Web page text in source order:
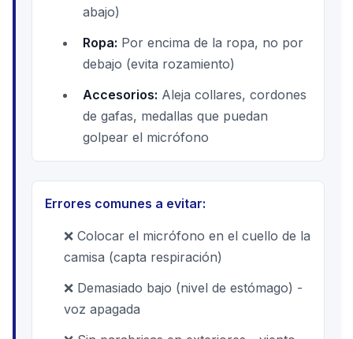
abajo)
Ropa: Por encima de la ropa, no por
debajo (evita rozamiento)
Accesorios: Aleja collares, cordones
de gafas, medallas que puedan
golpear el micrófono
Errores comunes a evitar:
❌ Colocar el micrófono en el cuello de la
camisa (capta respiración)
❌ Demasiado bajo (nivel de estómago) -
voz apagada